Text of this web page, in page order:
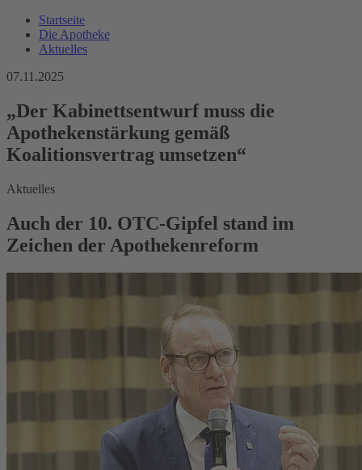
Startseite
Die Apotheke
Aktuelles
07.11.2025
„Der Kabinettsentwurf muss die
Apothekenstärkung gemäß
Koalitionsvertrag umsetzen“
Aktuelles
Auch der 10. OTC-Gipfel stand im
Zeichen der Apothekenreform